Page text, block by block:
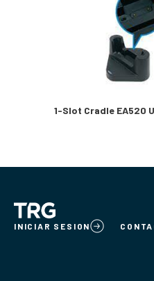
1-Slot Cradle EA520
INICIAR SESION